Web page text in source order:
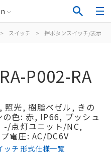
> スイッチ > 押ボタンスイッチ/表示灯
P002-RA
照光, 樹脂ベゼル, きの
色: 赤, IP66, プッシュ
-/点灯ユニット/NC,
電圧: AC/DC6V
ッチ 形式仕様一覧